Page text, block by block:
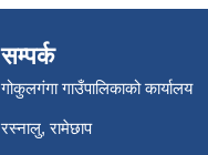
सम्पर्क
गोकुलगंगा गाउँपालिकाको कार्यालय
रस्नालु, रामेछाप